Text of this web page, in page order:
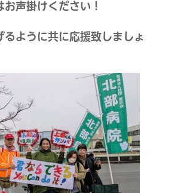
お声掛けください！
るように共に応援致しましょ